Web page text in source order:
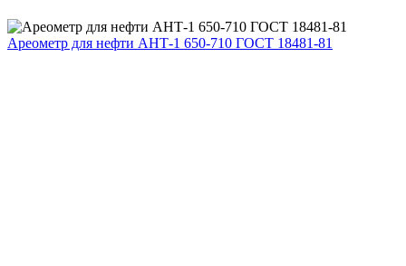
Ареометр для нефти АНТ-1 650-710 ГОСТ 18481-81